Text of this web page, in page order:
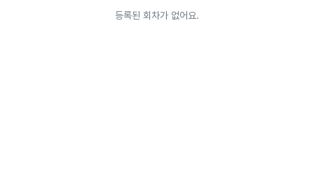
등록된 회차가 없어요.